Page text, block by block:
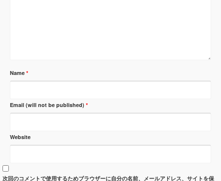
Name *
Email (will not be published) *
Website
次回のコメントで使用するためブラウザーに自分の名前、メールアドレス、サイトを保